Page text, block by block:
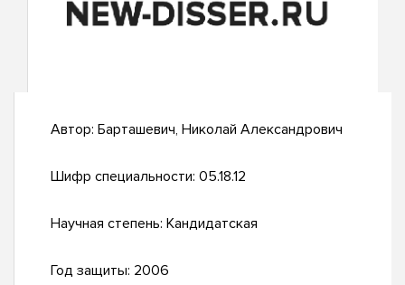
Автор: Барташевич, Николай Александрович
Шифр специальности: 05.18.12
Научная степень: Кандидатская
Год защиты: 2006